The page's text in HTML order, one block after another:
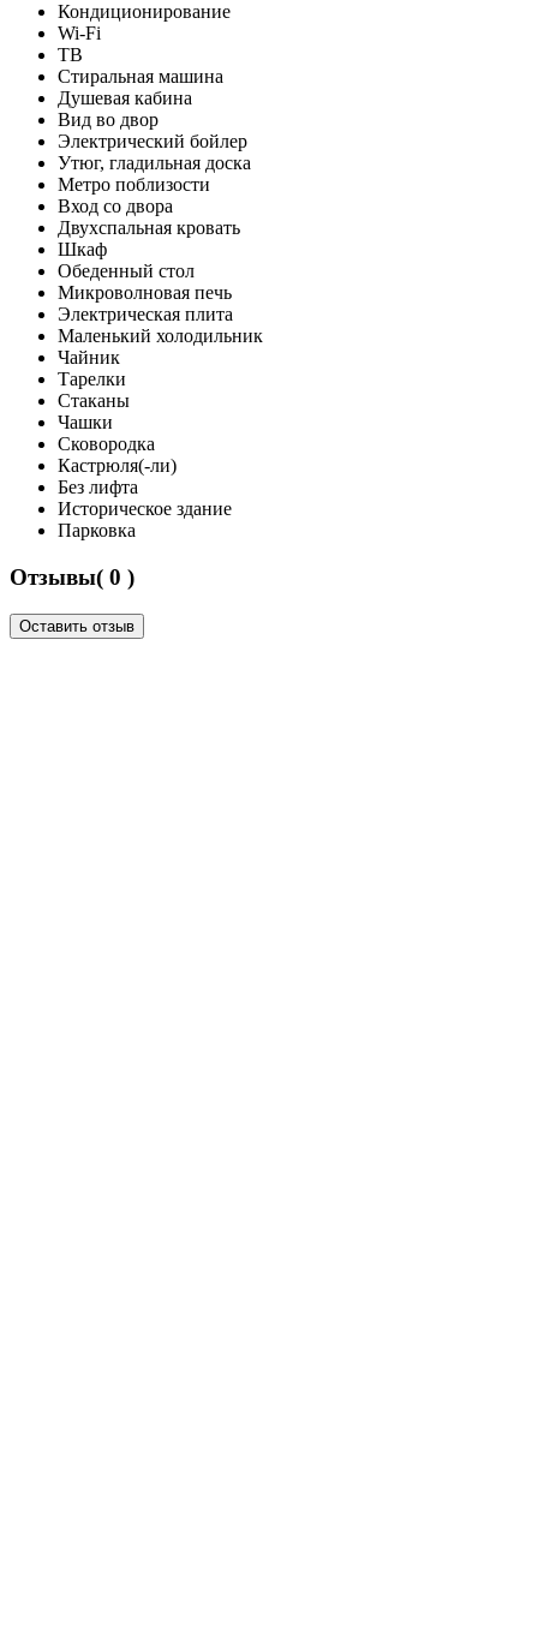
Кондиционирование
Wi-Fi
ТВ
Стиральная машина
Душевая кабина
Вид во двор
Электрический бойлер
Утюг, гладильная доска
Метро поблизости
Вход со двора
Двухспальная кровать
Шкаф
Обеденный стол
Микроволновая печь
Электрическая плита
Маленький холодильник
Чайник
Тарелки
Стаканы
Чашки
Сковородка
Кастрюля(-ли)
Без лифта
Историческое здание
Парковка
Отзывы( 0 )
Оставить отзыв